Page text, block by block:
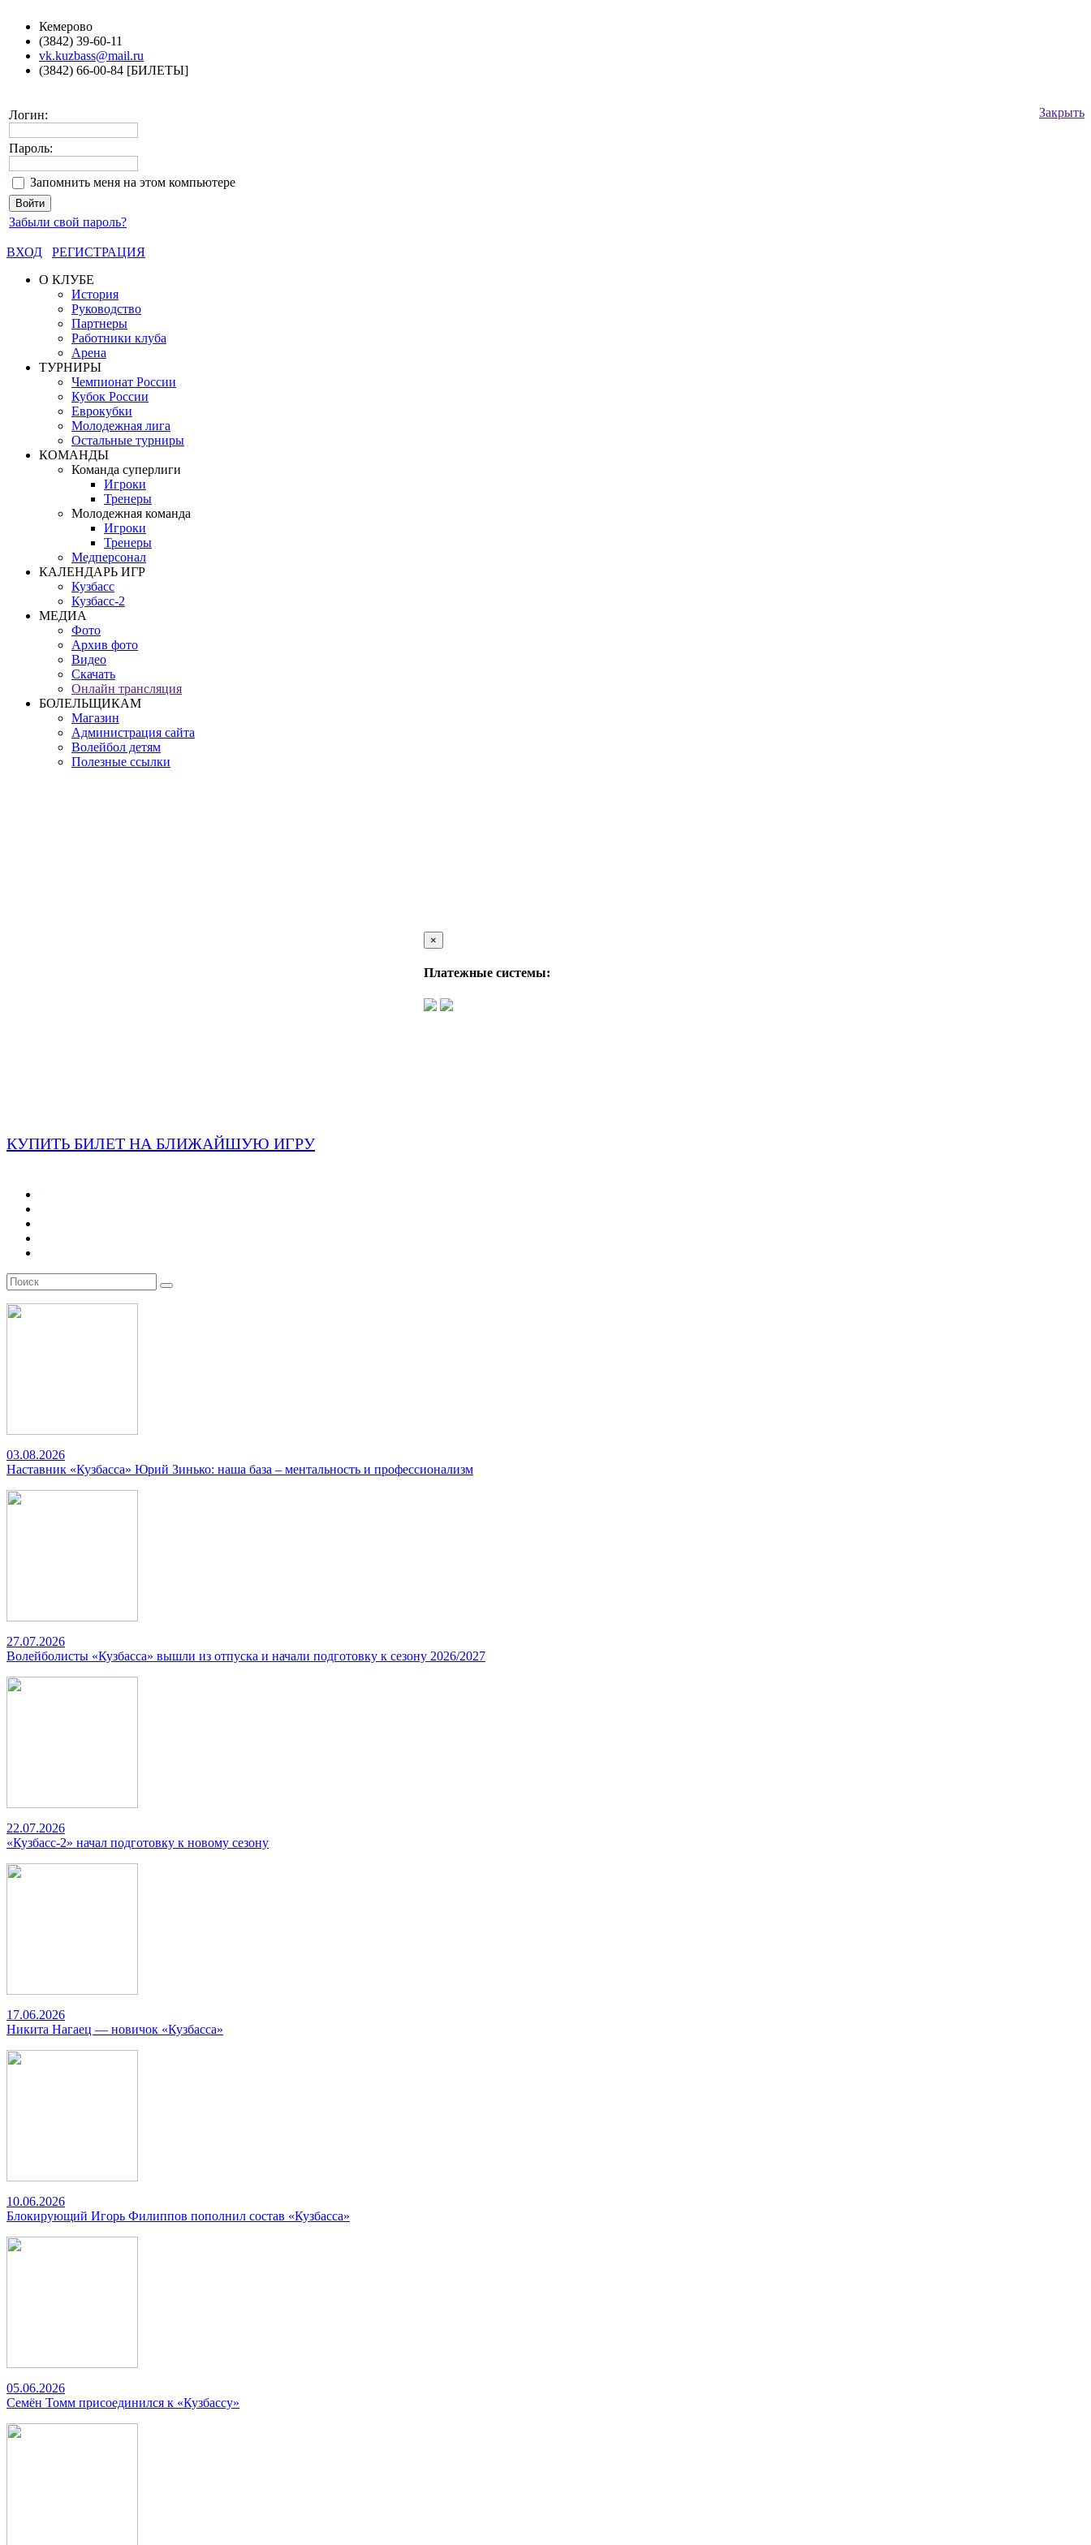
Кемерово
(3842) 39-60-11
vk.kuzbass@mail.ru
(3842) 66-00-84 [БИЛЕТЫ]
Закрыть
Логин:
Пароль:
Запомнить меня на этом компьютере
Забыли свой пароль?
ВХОД
РЕГИСТРАЦИЯ
О КЛУБЕ
История
Руководство
Партнеры
Работники клуба
Арена
ТУРНИРЫ
Чемпионат России
Кубок России
Еврокубки
Молодежная лига
Остальные турниры
КОМАНДЫ
Команда суперлиги
Игроки
Тренеры
Молодежная команда
Игроки
Тренеры
Медперсонал
КАЛЕНДАРЬ ИГР
Кузбасс
Кузбасс-2
МЕДИА
Фото
Архив фото
Видео
Скачать
Онлайн трансляция
БОЛЕЛЬЩИКАМ
Магазин
Администрация сайта
Волейбол детям
Полезные ссылки
×
Платежные системы:
КУПИТЬ БИЛЕТ НА БЛИЖАЙШУЮ ИГРУ
03.08.2026
Наставник «Кузбасса» Юрий Зинько: наша база – ментальность и профессионализм
27.07.2026
Волейболисты «Кузбасса» вышли из отпуска и начали подготовку к сезону 2026/2027
22.07.2026
«Кузбасс-2» начал подготовку к новому сезону
17.06.2026
Никита Нагаец — новичок «Кузбасса»
10.06.2026
Блокирующий Игорь Филиппов пополнил состав «Кузбасса»
05.06.2026
Семён Томм присоединился к «Кузбассу»